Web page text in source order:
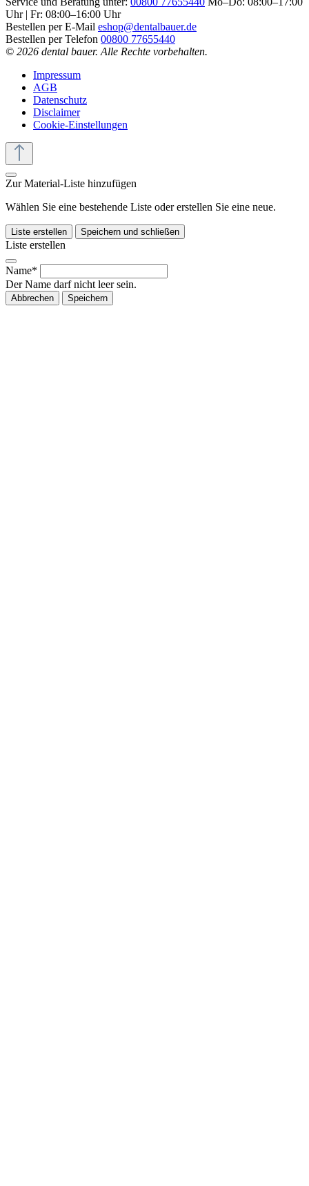
Uhr | Fr: 08:00–16:00 Uhr
Bestellen per E-Mail eshop@dentalbauer.de
Bestellen per Telefon 00800 77655440
© 2026 dental bauer. Alle Rechte vorbehalten.
Impressum
AGB
Datenschutz
Disclaimer
Cookie-Einstellungen
Zur Material-Liste hinzufügen
Wählen Sie eine bestehende Liste oder erstellen Sie eine neue.
Liste erstellen Speichern und schließen
Liste erstellen
Name*
Der Name darf nicht leer sein.
Abbrechen Speichern